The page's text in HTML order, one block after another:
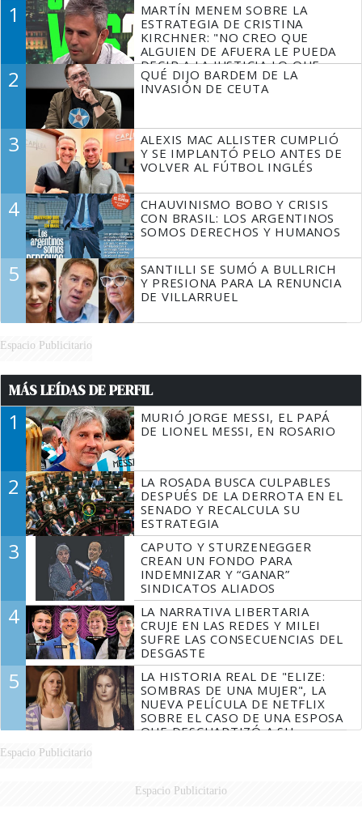
1
MARTÍN MENEM SOBRE LA
ESTRATEGIA DE CRISTINA
KIRCHNER: "NO CREO QUE
ALGUIEN DE AFUERA LE PUEDA
DECIR A LA JUSTICIA LO QUE
TIENE QUE HACER"
2
QUÉ DIJO BARDEM DE LA
INVASIÓN DE CEUTA
3
ALEXIS MAC ALLISTER CUMPLIÓ
Y SE IMPLANTÓ PELO ANTES DE
VOLVER AL FÚTBOL INGLÉS
4
CHAUVINISMO BOBO Y CRISIS
CON BRASIL: LOS ARGENTINOS
SOMOS DERECHOS Y HUMANOS
5
SANTILLI SE SUMÓ A BULLRICH
Y PRESIONA PARA LA RENUNCIA
DE VILLARRUEL
Espacio Publicitario
MÁS LEÍDAS DE PERFIL
1
MURIÓ JORGE MESSI, EL PAPÁ
DE LIONEL MESSI, EN ROSARIO
2
LA ROSADA BUSCA CULPABLES
DESPUÉS DE LA DERROTA EN EL
SENADO Y RECALCULA SU
ESTRATEGIA
3
CAPUTO Y STURZENEGGER
CREAN UN FONDO PARA
INDEMNIZAR Y “GANAR”
SINDICATOS ALIADOS
4
LA NARRATIVA LIBERTARIA
CRUJE EN LAS REDES Y MILEI
SUFRE LAS CONSECUENCIAS DEL
DESGASTE
5
LA HISTORIA REAL DE "ELIZE:
SOMBRAS DE UNA MUJER", LA
NUEVA PELÍCULA DE NETFLIX
SOBRE EL CASO DE UNA ESPOSA
QUE DESCUARTIZÓ A SU
Espacio Publicitario
Espacio Publicitario